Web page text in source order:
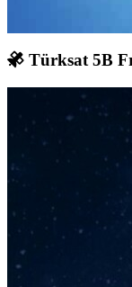
Türksat 5B